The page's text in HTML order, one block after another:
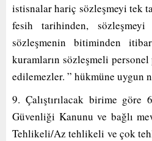
istisnalar hariç sözleşmeyi tek
fesih tarihinden, sözleşmeyi
sözleşmenin bitiminden
kuramların sözleşmeli
edilemezler. ” hükmüne uygun
9. Çalıştırılacak birime göre
Güvenliği Kanunu ve bağlı
Tehlikeli/Az tehlikeli ve çok